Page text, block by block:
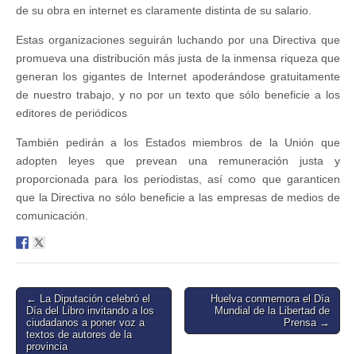
de su obra en internet es claramente distinta de su salario.
Estas organizaciones seguirán luchando por una Directiva que
promueva una distribución más justa de la inmensa riqueza que
generan los gigantes de Internet apoderándose gratuitamente
de nuestro trabajo, y no por un texto que sólo beneficie a los
editores de periódicos
También pedirán a los Estados miembros de la Unión que
adopten leyes que prevean una remuneración justa y
proporcionada para los periodistas, así como que garanticen
que la Directiva no sólo beneficie a las empresas de medios de
comunicación.
Post
navigation
← La Diputación celebró el
Día del Libro invitando a los
ciudadanos a poner voz a
textos de autores de la
provincia
Huelva conmemora el Día
Mundial de la Libertad de
Prensa →